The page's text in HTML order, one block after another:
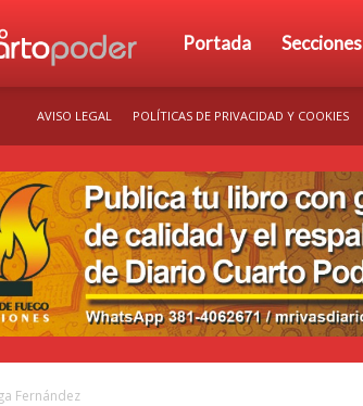
Diario
Poder
Portada Secciones
AVISO LEGAL POLÍTICAS DE PRIVACIDAD Y COOKIES
Fernández